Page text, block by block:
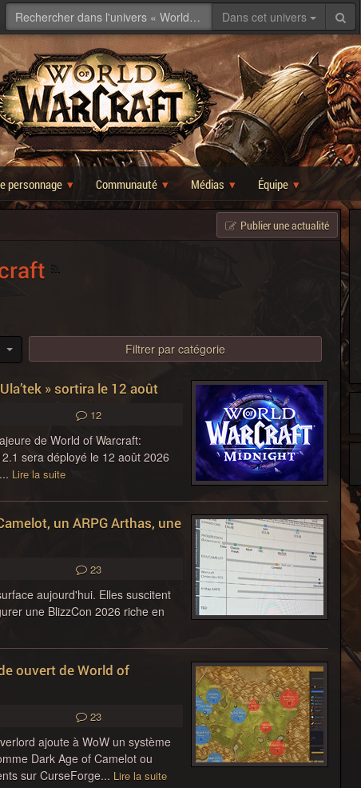
Dans cet univers
personnage Communauté Médias Équipe
Publier une actualité
Filtrer par catégorie
» sortira le 12 août
12
de World of Warcraft:
sera déployé le 12 août 2026
Lire la suite
un ARPG Arthas, une
23
aujourd'hui. Elles suscitent
une BlizzCon 2026 riche en
ouvert de World of
23
ajoute à WoW un système
Dark Age of Camelot ou
sur CurseForge... Lire la suite